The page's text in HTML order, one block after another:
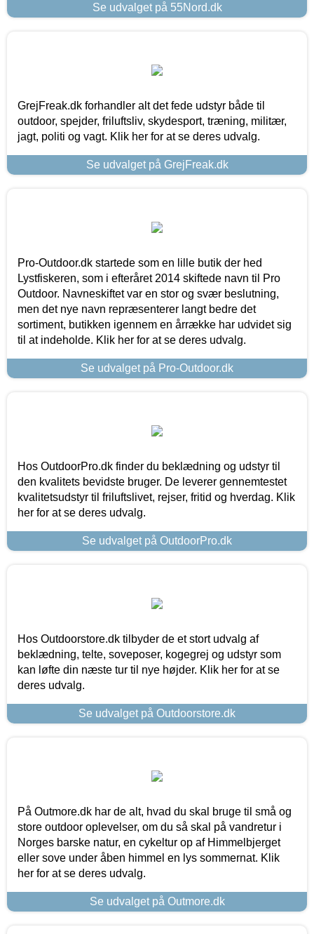
Se udvalget på 55Nord.dk
GrejFreak.dk forhandler alt det fede udstyr både til
outdoor, spejder, friluftsliv, skydesport, træning, militær,
jagt, politi og vagt. Klik her for at se deres udvalg.
Se udvalget på GrejFreak.dk
Pro-Outdoor.dk startede som en lille butik der hed
Lystfiskeren, som i efteråret 2014 skiftede navn til Pro
Outdoor. Navneskiftet var en stor og svær beslutning,
men det nye navn repræsenterer langt bedre det
sortiment, butikken igennem en årrække har udvidet sig
til at indeholde. Klik her for at se deres udvalg.
Se udvalget på Pro-Outdoor.dk
Hos OutdoorPro.dk finder du beklædning og udstyr til
den kvalitets bevidste bruger. De leverer gennemtestet
kvalitetsudstyr til friluftslivet, rejser, fritid og hverdag. Klik
her for at se deres udvalg.
Se udvalget på OutdoorPro.dk
Hos Outdoorstore.dk tilbyder de et stort udvalg af
beklædning, telte, soveposer, kogegrej og udstyr som
kan løfte din næste tur til nye højder. Klik her for at se
deres udvalg.
Se udvalget på Outdoorstore.dk
På Outmore.dk har de alt, hvad du skal bruge til små og
store outdoor oplevelser, om du så skal på vandretur i
Norges barske natur, en cykeltur op af Himmelbjerget
eller sove under åben himmel en lys sommernat. Klik
her for at se deres udvalg.
Se udvalget på Outmore.dk